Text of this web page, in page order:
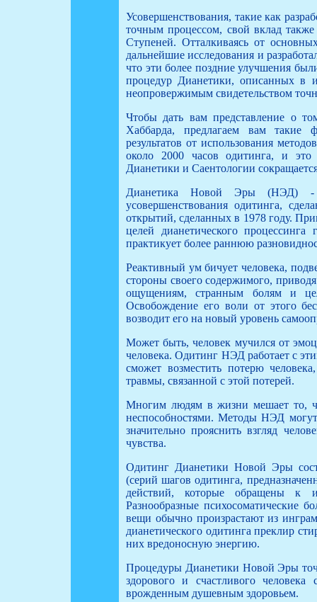
Усовершенствования, такие как
точным процессом, свой вклад
Ступеней. Отталкиваясь от
дальнейшие исследования и
что эти более поздние улучшения
процедур Дианетики, описанных в
неопровержимым свидетельством
Чтобы дать вам представление о
Хаббарда, предлагаем вам такие
результатов от использования
около 2000 часов одитинга, и это
Дианетики и Саентологии
Дианетика Новой Эры (НЭД) -
усовершенствования одитинга,
открытий, сделанных в 1978 году.
целей дианетического
практикует более раннюю
Реактивный ум бичует человека,
стороны своего содержимого,
ощущениям, странным болям и
Освобождение его воли от этого
возводит его на новый уровень
Может быть, человек мучился от
человека. Одитинг НЭД работает с
сможет возместить потерю
травмы, связанной с этой потерей.
Многим людям в жизни мешает то,
неспособностями. Методы НЭД
значительно прояснить взгляд
чувства.
Одитинг Дианетики Новой Эры
(серий шагов одитинга,
действий, которые обращены к
Разнообразные психосоматические
вещи обычно произрастают из
дианетического одитинга преклир
них вредоносную энергию.
Процедуры Дианетики Новой Эры
здорового и счастливого
врожденным душевным здоровьем.